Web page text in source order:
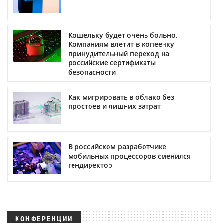
Кошельку будет очень больно.
Компаниям влетит в копеечку
принудительный переход на
российские сертификаты
безопасности
Как мигрировать в облако без
простоев и лишних затрат
В российском разработчике
мобильных процессоров сменился
гендиректор
КОНФЕРЕНЦИИ